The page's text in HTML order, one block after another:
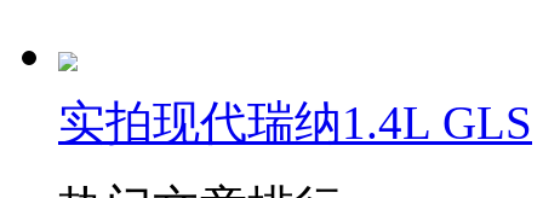
实拍现代瑞纳1.4L GLS